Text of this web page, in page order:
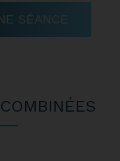
SÉANCE